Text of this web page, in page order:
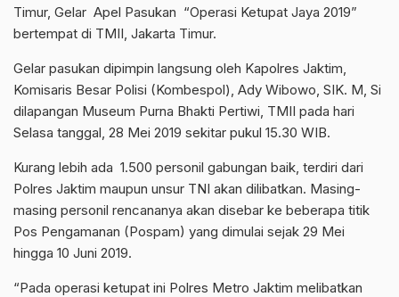
Timur, Gelar Apel Pasukan “Operasi Ketupat Jaya 2019”
bertempat di TMII, Jakarta Timur.
Gelar pasukan dipimpin langsung oleh Kapolres Jaktim,
Komisaris Besar Polisi (Kombespol), Ady Wibowo, SIK. M, Si
dilapangan Museum Purna Bhakti Pertiwi, TMII pada hari
Selasa tanggal, 28 Mei 2019 sekitar pukul 15.30 WIB.
Kurang lebih ada 1.500 personil gabungan baik, terdiri dari
Polres Jaktim maupun unsur TNI akan dilibatkan. Masing-
masing personil rencananya akan disebar ke beberapa titik
Pos Pengamanan (Pospam) yang dimulai sejak 29 Mei
hingga 10 Juni 2019.
“Pada operasi ketupat ini Polres Metro Jaktim melibatkan